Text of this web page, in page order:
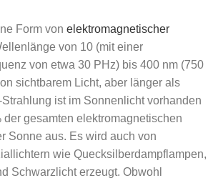
Form von elektromagnetischer
von 10 (mit einer
von etwa 30 PHz) bis 400 nm (750
sichtbarem Licht, aber länger als
ist im Sonnenlicht vorhanden
der gesamten elektromagnetischen
Sonne aus. Es wird auch von
wie Quecksilberdampflampen,
Schwarzlicht erzeugt. Obwohl